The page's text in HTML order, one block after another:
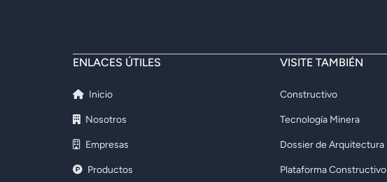
ENLACES ÚTILES
Inicio
Nosotros
Empresas
Productos
VISITE TAMBIÉN
Constructivo
Tecnología Minera
Dossier de Arquitectura
Plataforma Constructivo